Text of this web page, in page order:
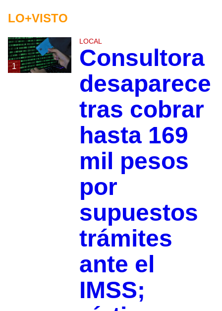
LO+VISTO
1
LOCAL
Consultora
desaparece
tras cobrar
hasta 169
mil pesos
por
supuestos
trámites
ante el
IMSS;